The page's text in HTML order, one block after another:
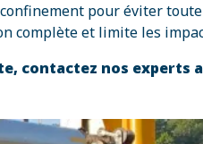
pour éviter
complète et limite les
contactez nos experts